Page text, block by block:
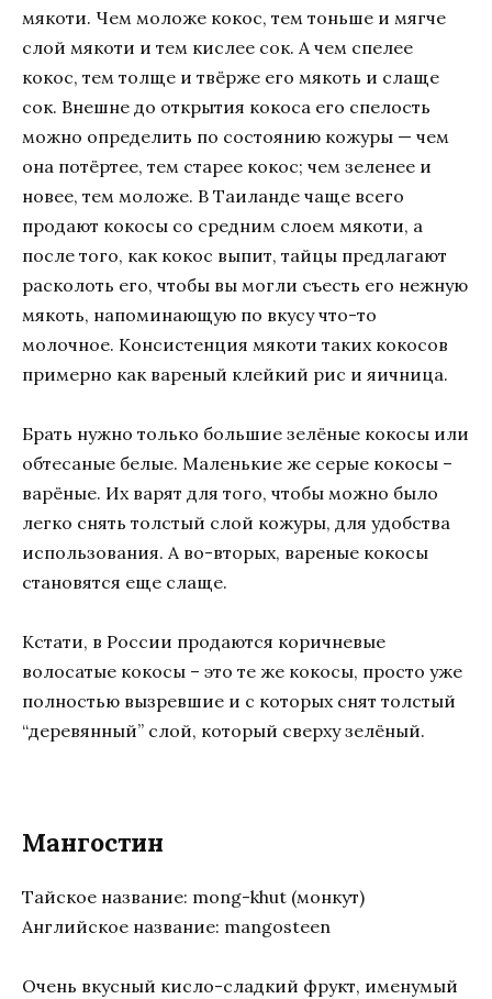
мякоти. Чем моложе кокос, тем тоньше и мягче
слой мякоти и тем кислее сок. А чем спелее
кокос, тем толще и твёрже его мякоть и слаще
сок. Внешне до открытия кокоса его спелость
можно определить по состоянию кожуры — чем
она потёртее, тем старее кокос; чем зеленее и
новее, тем моложе. В Таиланде чаще всего
продают кокосы со средним слоем мякоти, а
после того, как кокос выпит, тайцы предлагают
расколоть его, чтобы вы могли съесть его нежную
мякоть, напоминающую по вкусу что-то
молочное. Консистенция мякоти таких кокосов
примерно как вареный клейкий рис и яичница.
Брать нужно только большие зелёные кокосы или
обтесаные белые. Маленькие же серые кокосы –
варёные. Их варят для того, чтобы можно было
легко снять толстый слой кожуры, для удобства
использования. А во-вторых, вареные кокосы
становятся еще слаще.
Кстати, в России продаются коричневые
волосатые кокосы – это те же кокосы, просто уже
полностью вызревшие и с которых снят толстый
“деревянный” слой, который сверху зелёный.
Мангостин
Тайское название: mong-khut (монкут)
Английское название: mangosteen
Очень вкусный кисло-сладкий фрукт, именумый